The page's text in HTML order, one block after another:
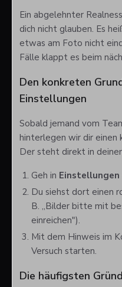
Ein abgelehnter
dich nicht glauben. Es
etwas am Foto nicht
Fälle klappt es beim
Den konkreten
Einstellungen
Sobald jemand vom
hinterlegen wir dir einen
Der steht direkt in
Geh in Einstellungen
Du siehst dort einen
B. „Bilder bitte mit
einreichen").
Mit dem Hinweis im
Versuch starten.
Die häufigsten